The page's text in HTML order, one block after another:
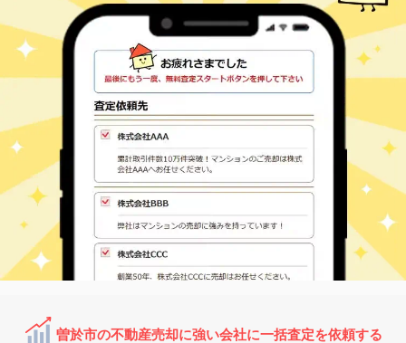
曽於市の不動産売却に強い会社に一括査定を依頼する